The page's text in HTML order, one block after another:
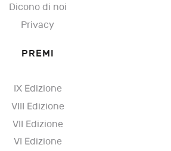
Dicono di noi
Privacy
PREMI
IX Edizione
VIII Edizione
VII Edizione
VI Edizione